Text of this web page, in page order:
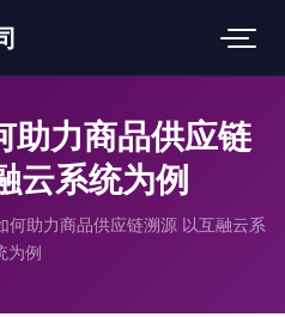
助力商品供应链
云系统为例
何助力商品供应链溯源 以互融云系
为例